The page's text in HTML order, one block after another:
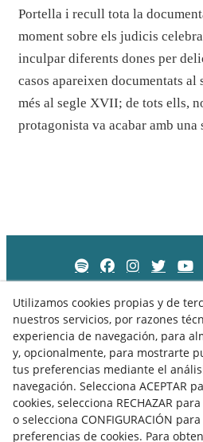
Portella i recull tota la
moment sobre els judicis
inculpar diferents dones per
casos apareixen documentats
més al segle XVII; de tots ells,
protagonista va acabar amb una
Utilizamos cookies propias y de
nuestros servicios, por razones
experiencia de navegación, para
y, opcionalmente, para mostrarte
tus preferencias mediante el
navegación. Selecciona ACEPTAR
cookies, selecciona RECHAZAR
o selecciona CONFIGURACIÓN
preferencias de cookies. Para